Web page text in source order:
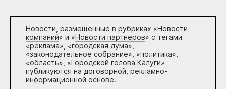
Новости, размещенные в рубриках «Новости
компаний» и «Новости партнеров» с тегами
«реклама», «городская дума»,
«законодательное собрание», «политика»,
«область», «Городской голова Калуги»
публикуются на договорной, рекламно-
информационной основе.